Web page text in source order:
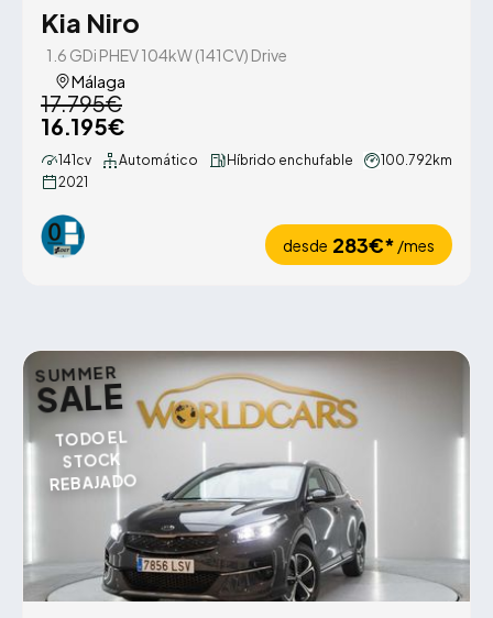
Kia Niro
1.6 GDi PHEV 104kW (141CV) Drive
Málaga
17.795€
16.195€
141cv Automático Híbrido enchufable
100.792km
2021
desde 283€* /mes
SUMMER
SALE
TODO EL
STOCK
REBAJADO